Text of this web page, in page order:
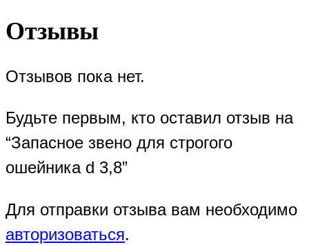
Отзывы
Отзывов пока нет.
Будьте первым, кто оставил отзыв на
“Запасное звено для строгого
ошейника d 3,8”
Для отправки отзыва вам необходимо
авторизоваться.